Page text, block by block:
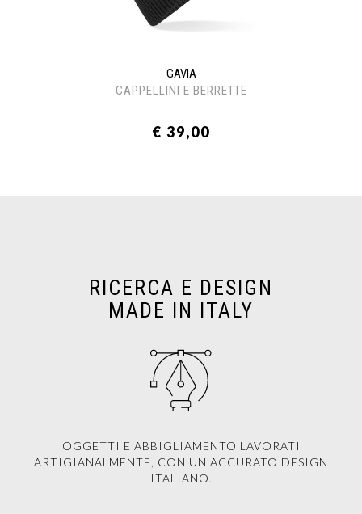
GAVIA
CAPPELLINI E BERRETTE
€ 39,00
RICERCA E DESIGN
MADE IN ITALY
OGGETTI E ABBIGLIAMENTO LAVORATI
ARTIGIANALMENTE, CON UN ACCURATO DESIGN
ITALIANO.